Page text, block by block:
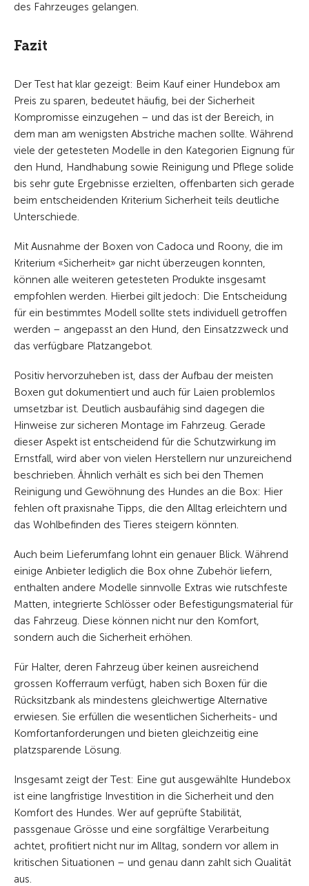
des Fahrzeuges gelangen.
Fazit
Der Test hat klar gezeigt: Beim Kauf einer Hundebox am
Preis zu sparen, bedeutet häufig, bei der Sicherheit
Kompromisse einzugehen – und das ist der Bereich, in
dem man am wenigsten Abstriche machen sollte. Während
viele der getesteten Modelle in den Kategorien Eignung für
den Hund, Handhabung sowie Reinigung und Pflege solide
bis sehr gute Ergebnisse erzielten, offenbarten sich gerade
beim entscheidenden Kriterium Sicherheit teils deutliche
Unterschiede.
Mit Ausnahme der Boxen von Cadoca und Roony, die im
Kriterium «Sicherheit» gar nicht überzeugen konnten,
können alle weiteren getesteten Produkte insgesamt
empfohlen werden. Hierbei gilt jedoch: Die Entscheidung
für ein bestimmtes Modell sollte stets individuell getroffen
werden – angepasst an den Hund, den Einsatzzweck und
das verfügbare Platzangebot.
Positiv hervorzuheben ist, dass der Aufbau der meisten
Boxen gut dokumentiert und auch für Laien problemlos
umsetzbar ist. Deutlich ausbaufähig sind dagegen die
Hinweise zur sicheren Montage im Fahrzeug. Gerade
dieser Aspekt ist entscheidend für die Schutzwirkung im
Ernstfall, wird aber von vielen Herstellern nur unzureichend
beschrieben. Ähnlich verhält es sich bei den Themen
Reinigung und Gewöhnung des Hundes an die Box: Hier
fehlen oft praxisnahe Tipps, die den Alltag erleichtern und
das Wohlbefinden des Tieres steigern könnten.
Auch beim Lieferumfang lohnt ein genauer Blick. Während
einige Anbieter lediglich die Box ohne Zubehör liefern,
enthalten andere Modelle sinnvolle Extras wie rutschfeste
Matten, integrierte Schlösser oder Befestigungsmaterial für
das Fahrzeug. Diese können nicht nur den Komfort,
sondern auch die Sicherheit erhöhen.
Für Halter, deren Fahrzeug über keinen ausreichend
grossen Kofferraum verfügt, haben sich Boxen für die
Rücksitzbank als mindestens gleichwertige Alternative
erwiesen. Sie erfüllen die wesentlichen Sicherheits- und
Komfortanforderungen und bieten gleichzeitig eine
platzsparende Lösung.
Insgesamt zeigt der Test: Eine gut ausgewählte Hundebox
ist eine langfristige Investition in die Sicherheit und den
Komfort des Hundes. Wer auf geprüfte Stabilität,
passgenaue Grösse und eine sorgfältige Verarbeitung
achtet, profitiert nicht nur im Alltag, sondern vor allem in
kritischen Situationen – und genau dann zahlt sich Qualität
aus.